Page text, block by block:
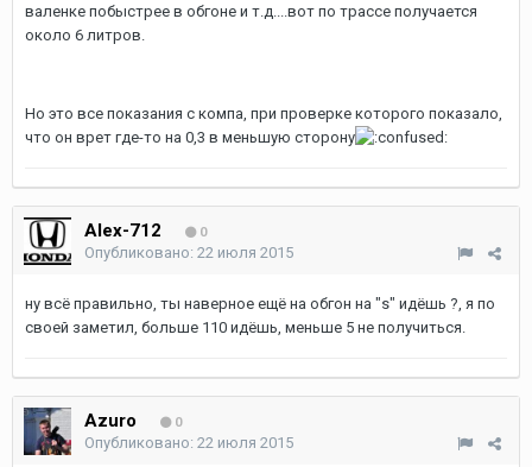
валенке побыстрее в обгоне и т.д....вот по трассе получается
около 6 литров.
Но это все показания с компа, при проверке которого показало,
что он врет где-то на 0,3 в меньшую сторону
Alex-712 0
Опубликовано: 22 июля 2015
ну всё правильно, ты наверное ещё на обгон на "s" идёшь ?, я по
своей заметил, больше 110 идёшь, меньше 5 не получиться.
Azuro 0
Опубликовано: 22 июля 2015